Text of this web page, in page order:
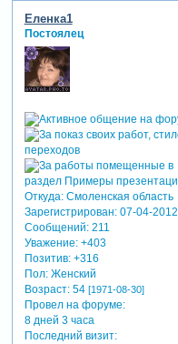
Еленка1
Постоялец
Откуда:Смоленская область
Зарегистрирован: 07-04-2012
Сообщений:211
Уважение: +403
Позитив: +316
Пол:Женский
Возраст:54 [1971-08-30]
Провел на форуме:
8 дней 3 часа
Последний визит: